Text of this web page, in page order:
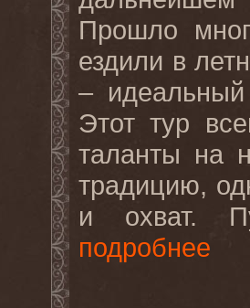
Прошло
ездили в
–
Этот тур
таланты на
традицию,
и охват.
подробнее